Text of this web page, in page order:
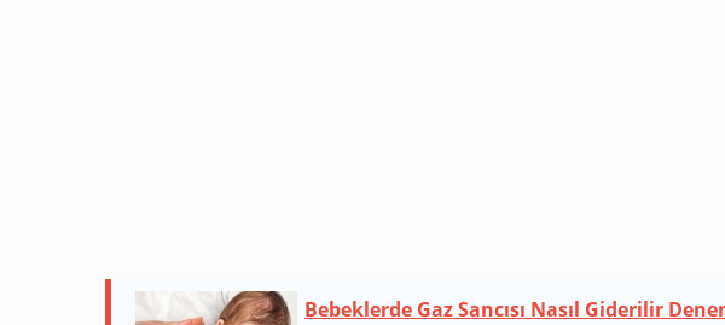
Bebeklerde Gaz Sancısı Nasıl Giderilir